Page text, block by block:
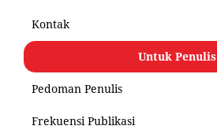
Kontak
Untuk Penulis
Pedoman Penulis
Frekuensi Publikasi